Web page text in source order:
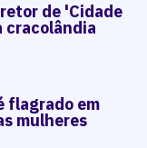
de 'Cidade
cracolândia
flagrado em
mulheres